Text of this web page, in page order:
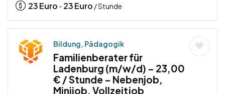
23Euro - 23Euro / Stunde
Bildung, Pädagogik
Familienberater für
Ladenburg (m/w/d) – 23,00
€ / Stunde – Nebenjob,
Minijob, Vollzeitjob